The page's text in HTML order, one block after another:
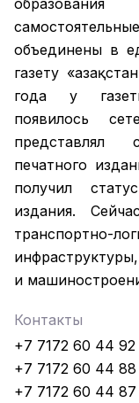
объединены в
газету
года у
появилось
представлял
печатного
получил
издания.
и
Контакты
+7 7172 60 44 92
+7 7172 60 44 88
+7 7172 60 44 87